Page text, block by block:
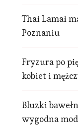
Thai Lamai
Poznaniu
Fryzura po
kobiet i
Bluzki
wygodna